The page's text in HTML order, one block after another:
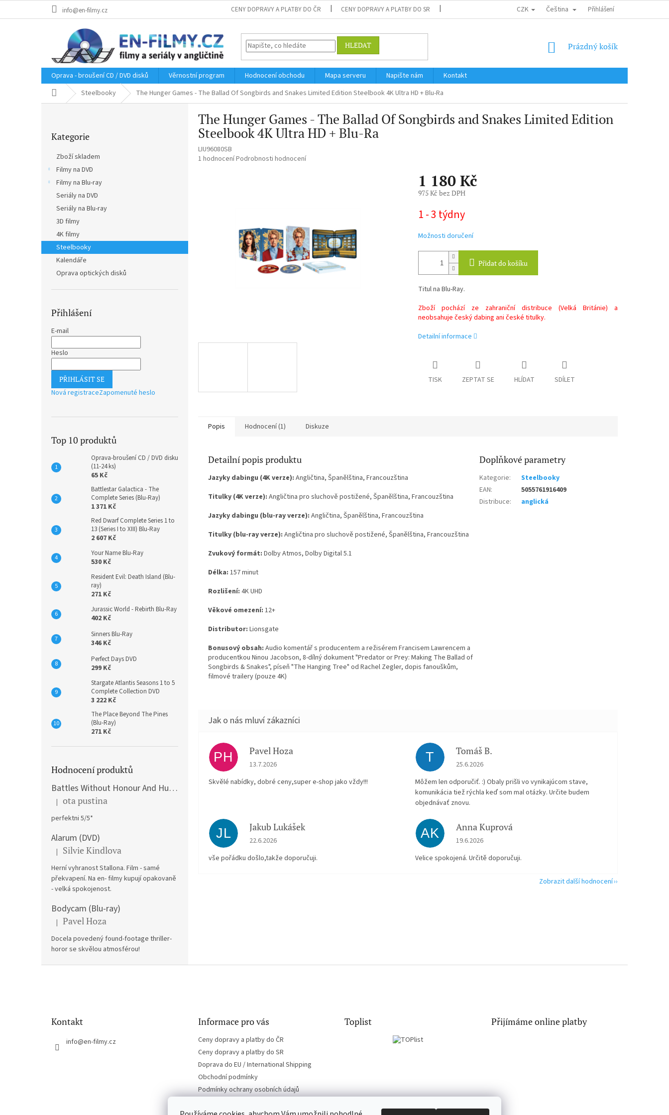
info@en-filmy.cz CENY DOPRAVY A PLATBY DO ČR CENY DOPRAVY A PLATBY DO SR DOPRAVA DO EU / INTERNATIONAL SHIPPING OBCHODNÍ PODMÍNKY
CZK Čeština Přihlášení
HLEDAT
NÁKUPNÍ
Prázdný košík
Oprava - broušení CD / DVD disků Věrnostní program Hodnocení obchodu Mapa serveru Napište nám
Kontakt
Domů Steelbooky The Hunger Games - The Ballad Of Songbirds and Snakes Limited Edition Steelbook 4K Ultra HD + Blu-Ra
e
l
kategorie
Kategorie
Zboží skladem
Filmy na DVD
Filmy na Blu-ray
Seriály na DVD
Seriály na Blu-ray
3D filmy
4K filmy
Steelbooky
Kalendáře
Oprava optických disků
Přihlášení
E-mail
Heslo
PŘIHLÁSIT SE
Nová registraceZapomenuté heslo
Top 10 produktů
Oprava-broušení CD / DVD disku
(11-24 ks)
65 Kč
Battlestar Galactica - The
Complete Series (Blu-Ray)
1 371 Kč
Red Dwarf Complete Series 1 to
13 (Series I to XIII) Blu-Ray
2 607 Kč
Your Name Blu-Ray
530 Kč
Resident Evil: Death Island (Blu-
ray)
271 Kč
Jurassic World - Rebirth Blu-Ray
402 Kč
Sinners Blu-Ray
346 Kč
Perfect Days DVD
299 Kč
Stargate Atlantis Seasons 1 to 5
Complete Collection DVD
3 222 Kč
The Place Beyond The Pines
(Blu-Ray)
271 Kč
Hodnocení produktů
Battles Without Honour And Humanity / Yakuza Graveyad / Street Mobster DVD
Hodnocení produktu je 5 z 5 hvězdiček.
| ota pustina
perfektni 5/5*
Alarum (DVD)
Hodnocení produktu je 5 z 5 hvězdiček.
| Silvie Kindlova
Herní vyhranost Stallona. Film - samé
překvapení. Na en- filmy kupují opakovaně
- velká spokojenost.
Bodycam (Blu-ray)
Hodnocení produktu je 5 z 5 hvězdiček.
| Pavel Hoza
Docela povedený found-footage thriller-
horor se skvělou atmosférou!
The Hunger Games - The Ballad Of Songbirds and Snakes Limited Edition
Steelbook 4K Ultra HD + Blu-Ra
LIU96080SB
Průměrné
1 hodnoceníPodrobnosti hodnocení
1 180 Kč
975 Kč bez DPH
cena:
1 - 3 týdny
Možnosti doručení
Přidat do košíku
Titul na Blu-Ray.
Zboží pochází ze zahraniční distribuce (Velká Británie) a
neobsahuje český dabing ani české titulky.
Detailní informace
TISK ZEPTAT SE HLÍDAT SDÍLET
Popis Hodnocení (1) Diskuze
Detailní popis produktu
Jazyky dabingu (4K verze): Angličtina, Španělština, Francouzština
Titulky (4K verze): Angličtina pro sluchově postižené, Španělština, Francouzština
Jazyky dabingu (blu-ray verze): Angličtina, Španělština, Francouzština
Titulky (blu-ray verze): Angličtina pro sluchově postižené, Španělština, Francouzština
Zvukový formát: Dolby Atmos, Dolby Digital 5.1
Délka: 157 minut
Rozlišení: 4K UHD
Věkové omezení: 12+
Distributor: Lionsgate
Bonusový obsah: Audio komentář s producentem a režisérem Francisem Lawrencem a
producentkou Ninou Jacobson, 8-dílný dokument "Predator or Prey: Making The Ballad of
Songbirds & Snakes", píseň "The Hanging Tree" od Rachel Zegler, dopis fanouškům,
filmové trailery (pouze 4K)
Doplňkové parametry
Kategorie:
Steelbooky
EAN:
5055761916409
Distribuce: anglická
PH Pavel Hoza
Hodnocení obchodu je 5 z 5 hvězdiček.
13.7.2026
Skvělé nabídky, dobré ceny,super e-shop jako vždy!!!
T Tomáš B.
Hodnocení obchodu je 5 z 5 hvězdiček.
25.6.2026
Môžem len odporučiť. :) Obaly prišli vo vynikajúcom stave,
komunikácia tiež rýchla keď som mal otázky. Určite budem
objednávať znovu.
JL Jakub Lukášek
Hodnocení obchodu je 5 z 5 hvězdiček.
22.6.2026
vše pořádku došlo,takže doporučuji.
AK Anna Kuprová
Hodnocení obchodu je 5 z 5 hvězdiček.
19.6.2026
Velice spokojená. Určitě doporučuji.
Zobrazit další hodnocení
Kontakt
info@en-filmy.cz
Informace pro vás
Ceny dopravy a platby do ČR
Ceny dopravy a platby do SR
Doprava do EU / International Shipping
Obchodní podmínky
Podmínky ochrany osobních údajů
Toplist Přijímáme online platby